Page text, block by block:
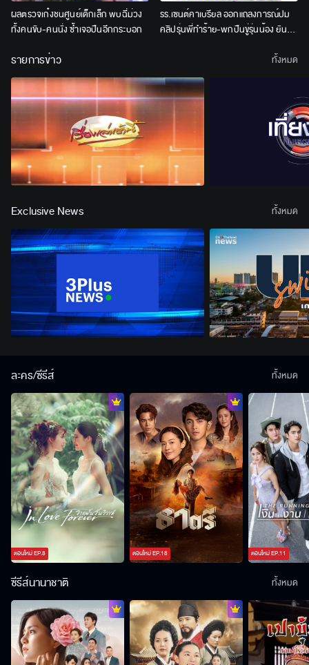
ผลตรวจเก๋งชนศูนย์เด็กเล็ก พบฉี่ม่วง
ทั้งคนขับ-คนนั่ง ซ้ำเจอปืนอีกกระบอก
รร.เซนต์คาเบรียล ออกแถลงการณ์ปม
คลิปรุ่นพี่ทำร้าย-พกปืนขู่รุ่นน้อง ยัน
รายการข่าว ทั้งหมด
Exclusive News ทั้งหมด
ละคร/ซีรีส์
ตอนใหม่EP.8 ตอนใหม่EP.18 ตอนใหม่EP.11
ทั้งหมด
ซีรีส์นานาชาติ ทั้งหมด